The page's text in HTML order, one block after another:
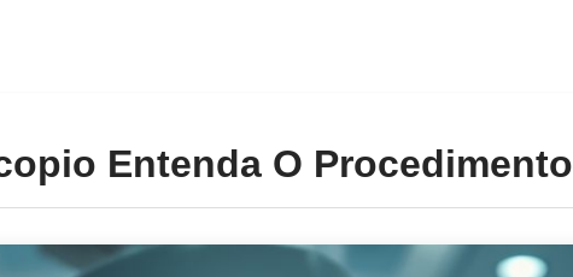
Entenda O Procedimento